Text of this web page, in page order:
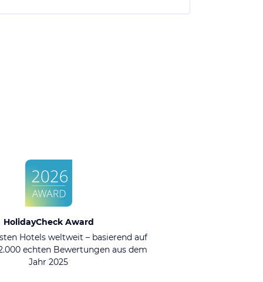
HolidayCheck Award
Hotels weltweit – basierend auf
echten Bewertungen aus dem
Jahr 2025